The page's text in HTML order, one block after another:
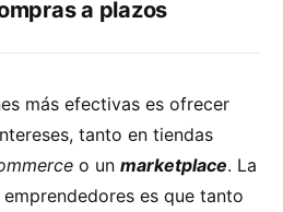
a plazos
más efectivas es ofrecer
tanto en tiendas
o un marketplace. La
es que tanto